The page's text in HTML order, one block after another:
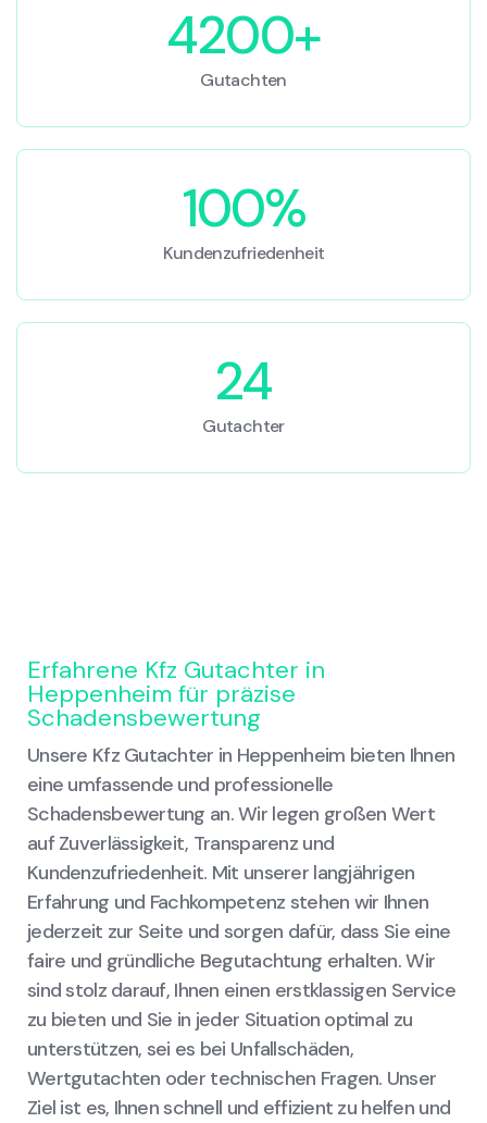
4200+
Gutachten
100%
Kundenzufriedenheit
24
Gutachter
Erfahrene Kfz Gutachter in
Heppenheim für präzise
Schadensbewertung
Unsere Kfz Gutachter in Heppenheim bieten Ihnen
eine umfassende und professionelle
Schadensbewertung an. Wir legen großen Wert
auf Zuverlässigkeit, Transparenz und
Kundenzufriedenheit. Mit unserer langjährigen
Erfahrung und Fachkompetenz stehen wir Ihnen
jederzeit zur Seite und sorgen dafür, dass Sie eine
faire und gründliche Begutachtung erhalten. Wir
sind stolz darauf, Ihnen einen erstklassigen Service
zu bieten und Sie in jeder Situation optimal zu
unterstützen, sei es bei Unfallschäden,
Wertgutachten oder technischen Fragen. Unser
Ziel ist es, Ihnen schnell und effizient zu helfen und